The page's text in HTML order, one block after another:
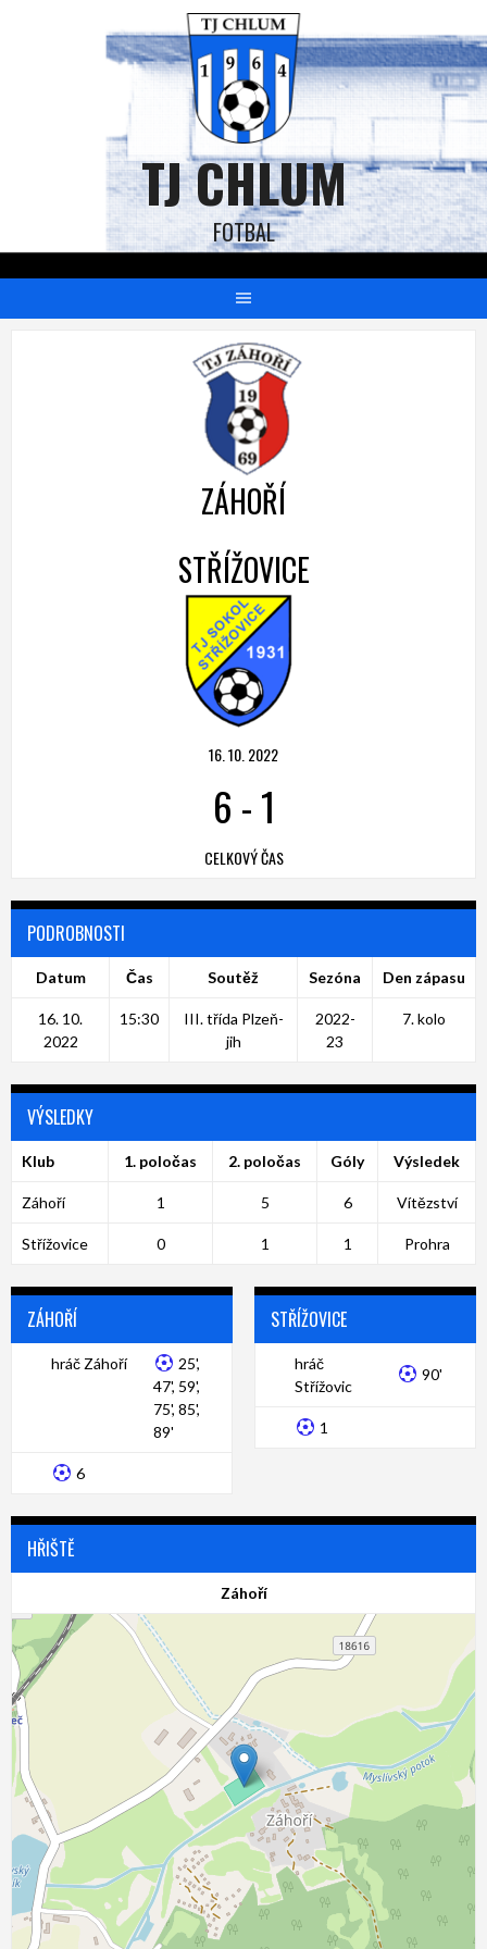
TJ CHLUM
FOTBAL
ZÁHOŘÍ
STŘÍŽOVICE
16. 10. 2022
6 -1
CELKOVÝ ČAS
PODROBNOSTI
Datum Čas Soutěž Sezóna Den zápasu
16. 10.
2022
15:30
III. třída Plzeň-
jih
2022-
23
7. kolo
VÝSLEDKY
Klub 1. poločas 2. poločas Góly Výsledek
Záhoří 1 5 6 Vítězství
Střížovice 0 1 1 Prohra
ZÁHOŘÍ
hráč Záhoří
25',
47', 59',
75', 85',
89'
6
STŘÍŽOVICE
hráč
Střížovic
90'
1
HŘIŠTĚ
Záhoří